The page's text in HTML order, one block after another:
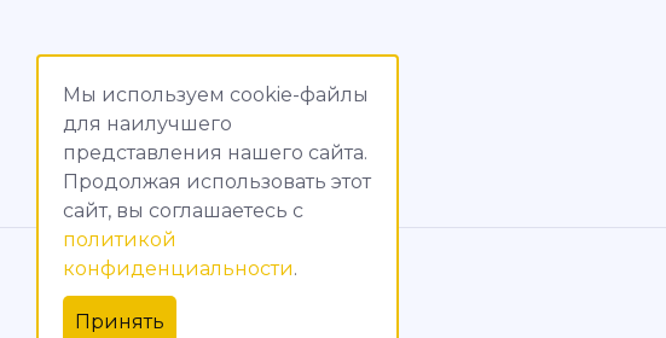
Мы используем cookie-файлы
для наилучшего
представления нашего сайта.
Продолжая использовать этот
сайт, вы соглашаетесь c
политикой
конфиденциальности.
Принять
© МагияТока, 2015 – 2026
Политика конфиденциальности